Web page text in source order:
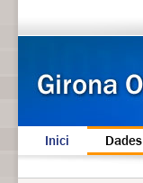
Inici Dades